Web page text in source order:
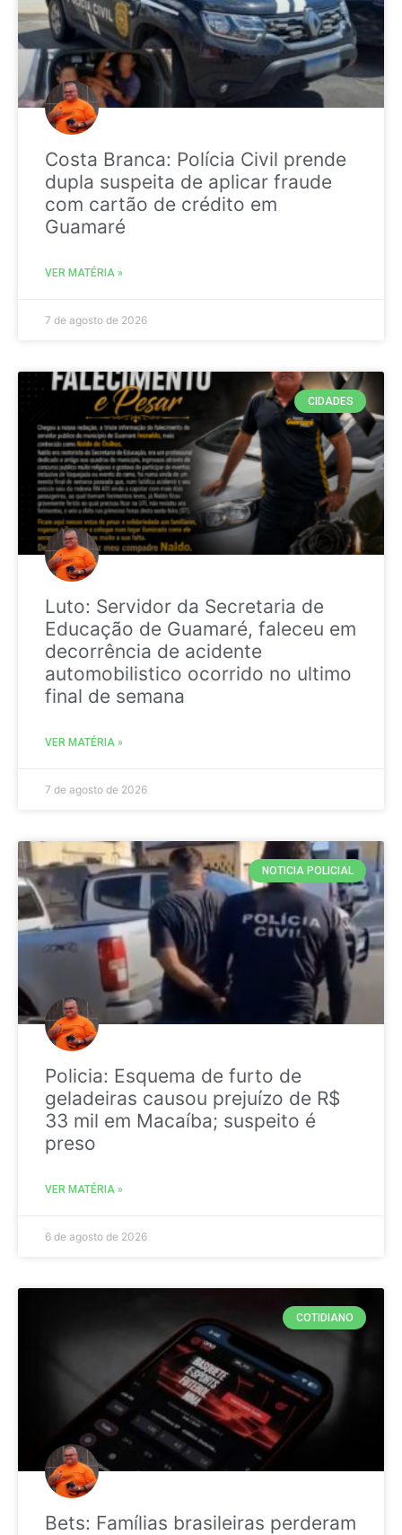
Costa Branca: Polícia Civil prende
dupla suspeita de aplicar fraude
com cartão de crédito em
Guamaré
VER MATÉRIA »
7 de agosto de 2026
CIDADES
Luto: Servidor da Secretaria de
Educação de Guamaré, faleceu em
decorrência de acidente
automobilistico ocorrido no ultimo
final de semana
VER MATÉRIA »
7 de agosto de 2026
NOTICIA POLICIAL
Policia: Esquema de furto de
geladeiras causou prejuízo de R$
33 mil em Macaíba; suspeito é
preso
VER MATÉRIA »
6 de agosto de 2026
COTIDIANO
Bets: Famílias brasileiras perderam